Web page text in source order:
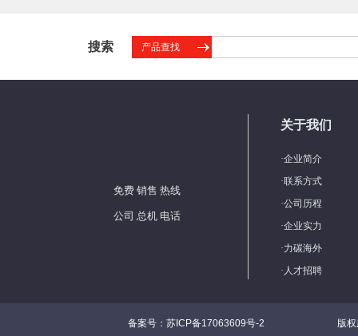
搜索 产品查找
免费 销售 热线
公司 总机 电话
关于我们
·企业简介
·联系方式
·公司历程
·企业实力
·力碳海外
· 人才招聘
版
备案号：苏ICP备17063609号-2